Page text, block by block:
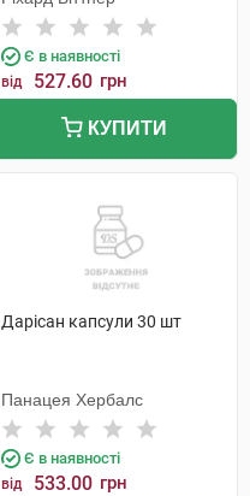
Є в наявності
від 527.60 грн
КУПИТИ
Дарісан капсули 30 шт
Панацея Хербалс
Є в наявності
від 533.00 грн